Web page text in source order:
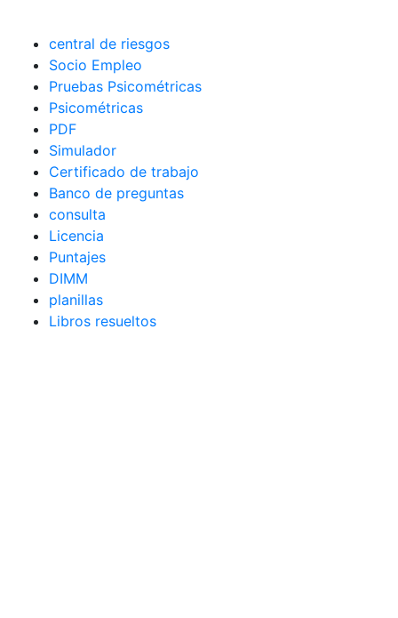
central de riesgos
Socio Empleo
Pruebas Psicométricas
Psicométricas
PDF
Simulador
Certificado de trabajo
Banco de preguntas
consulta
Licencia
Puntajes
DIMM
planillas
Libros resueltos